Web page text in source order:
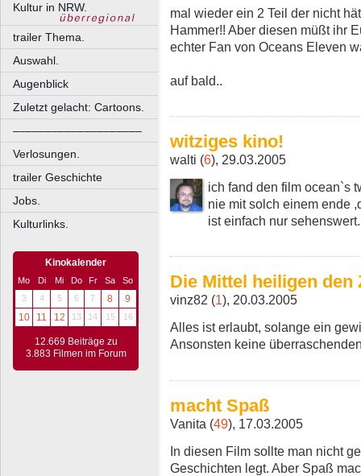
Kultur in NRW.
trailer Thema.
Auswahl.
Augenblick
Zuletzt gelacht: Cartoons.
––––––––––––––––––––
Verlosungen.
trailer Geschichte
Jobs.
Kulturlinks.
Kinokalender
Mo Di Mi Do Fr Sa
So
3
4 5 6 7 8
9
10
11 12 13 14 15 16
12.669 Beiträge zu
3.883 Filmen im Forum
mal wieder ein 2 Teil der nicht
Hammer!! Aber diesen müßt ihr
echter Fan von Oceans Eleven
auf bald..
witziges kino!
walti (6), 29.03.2005
ich fand den film ocean`s
nie mit solch einem ende
ist einfach nur sehenswert.
Die Mittel heiligen den
vinz82 (1), 20.03.2005
Alles ist erlaubt, solange ein
Ansonsten keine
macht Spaß
Vanita (49), 17.03.2005
In diesen Film sollte man nicht
Geschichten legt. Aber Spaß